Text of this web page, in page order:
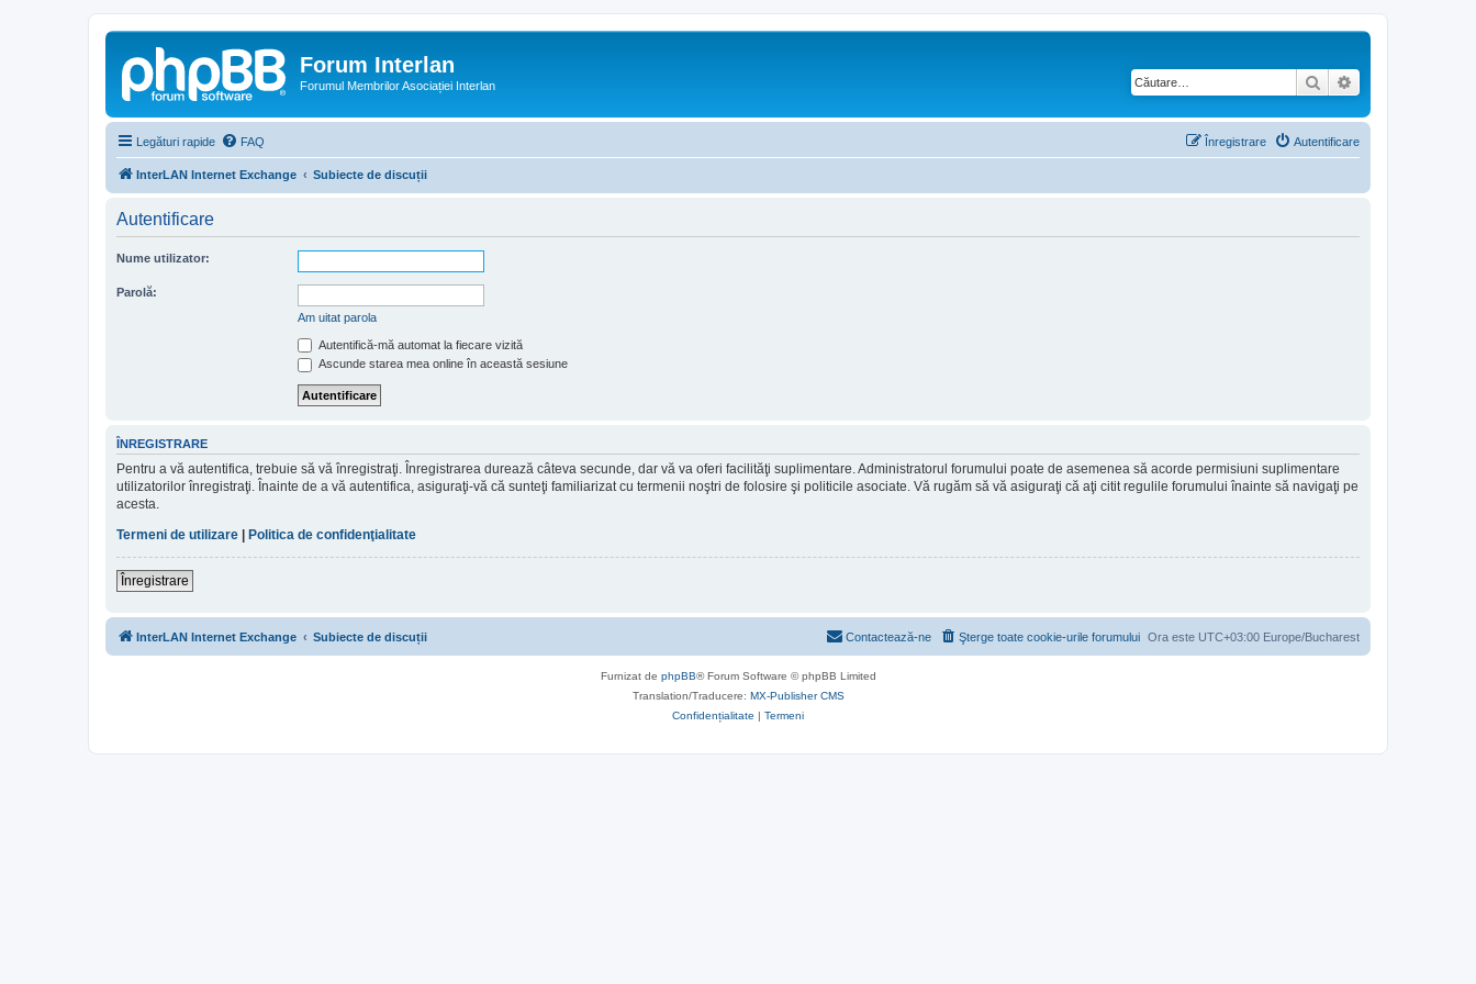
Forum Interlan
Forumul Membrilor Asociației Interlan Căutare
Legături rapide FAQ Autentificare
Înregistrare
InterLAN Internet Exchange Subiecte de discuții
Autentificare
Nume utilizator:
Parolă:
Am uitat parola
Autentifică-mă automat la fiecare vizită
Ascunde starea mea online în această sesiune
ÎNREGISTRARE
Pentru a vă autentifica, trebuie să vă înregistraţi. Înregistrarea durează câteva secunde, dar vă va oferi facilităţi suplimentare. Administratorul forumului poate de asemenea să acorde permisiuni suplimentare
utilizatorilor înregistraţi. Înainte de a vă autentifica, asiguraţi-vă că sunteţi familiarizat cu termenii noştri de folosire şi politicile asociate. Vă rugăm să vă asiguraţi că aţi citit regulile forumului înainte să navigaţi pe
acesta.
Termeni de utilizare
Politica de confidenţialitate
Înregistrare
InterLAN Internet Exchange Subiecte de discuții Ora este UTC+03:00 Europe/Bucharest
Şterge toate cookie-urile forumului
Contactează-ne
Furnizat de phpBB® Forum Software © phpBB Limited
Translation/Traducere: MX-Publisher CMS
Confidențialitate | Termeni